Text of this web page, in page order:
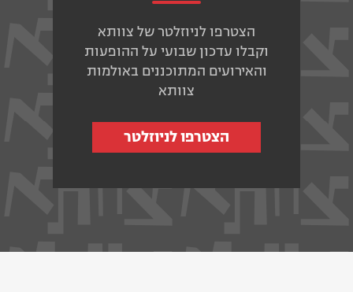
הצטרפו לניוזלטר של צוותא
וקבלו עדכון שבועי על ההופעות
והאירועים המתוכננים באולמות
צוותא
הצטרפו לניוזלטר